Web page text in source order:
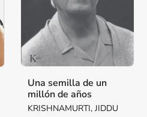
Una semilla de un
millón de años
KRISHNAMURTI, JIDDU